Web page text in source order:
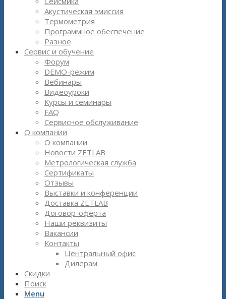
Акустическая эмиссия
Термометрия
Программное обеспечение
Разное
Сервис и обучение
Форум
DEMO-режим
Вебинары
Видеоуроки
Курсы и семинары
FAQ
Сервисное обслуживание
О компании
О компании
Новости ZETLAB
Метрологическая служба
Сертификаты
Отзывы
Выставки и конференции
Доставка ZETLAB
Договор-оферта
Наши реквизиты
Вакансии
Контакты
Центральный офис
Дилерам
Скидки
Поиск
Menu